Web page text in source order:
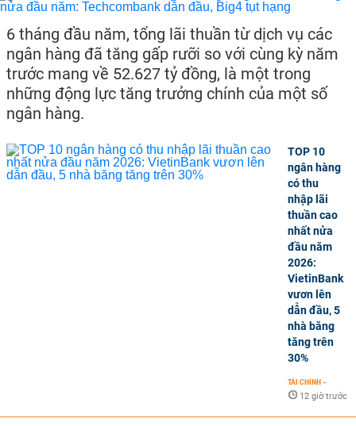
6 tháng đầu năm, tổng lãi thuần từ dịch vụ các
ngân hàng đã tăng gấp rưỡi so với cùng kỳ năm
trước mang về 52.627 tỷ đồng, là một trong
những động lực tăng trưởng chính của một số
ngân hàng.
TOP 10
ngân hàng
có thu
nhập lãi
thuần cao
nhất nửa
đầu năm
2026:
VietinBank
vươn lên
dẫn đầu, 5
nhà băng
tăng trên
30%
TÀI CHÍNH -
12 giờ trước